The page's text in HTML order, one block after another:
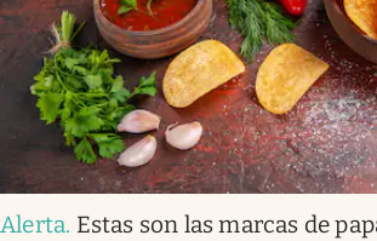
Alerta. Estas son las marcas de